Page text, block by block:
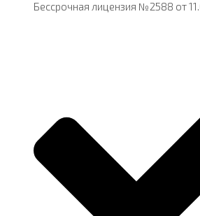
Бессрочная лицензия №2588 от